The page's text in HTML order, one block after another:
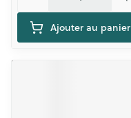
Ajouter au panier